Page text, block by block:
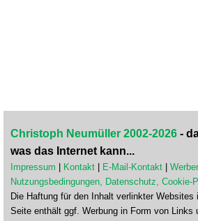
Christoph Neumüller 2002-2026 -
was das Internet kann...
Impressum | Kontakt | E-Mail-Kontakt |
Nutzungsbedingungen, Datenschutz, Cookie-
Die Haftung für den Inhalt verlinkter
Seite enthält ggf. Werbung in Form von Links